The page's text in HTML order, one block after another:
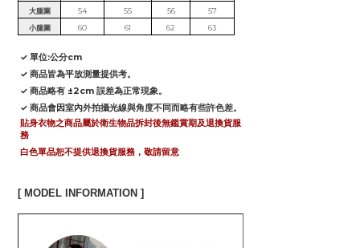
大腿圍
54 55 56
57
小腿圍
60 61 62 63
✓ 單位:公分cm
✓ 商品皆為平放測量提供考。
✓ 商品略有 ±2cm 誤差為正常現象。
✓ 商品會因室內外拍攝光線與角度不同而略有些許色差。
貼身衣物之商品屬於衛生物品拆封後無鑑賞期及退換貨服
務
白色單品恕不提供退換貨服務，敬請留意
[ MODEL INFORMATION ]